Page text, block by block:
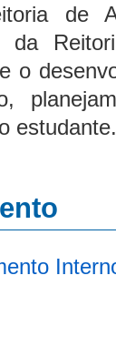
de
da
o
estudante.